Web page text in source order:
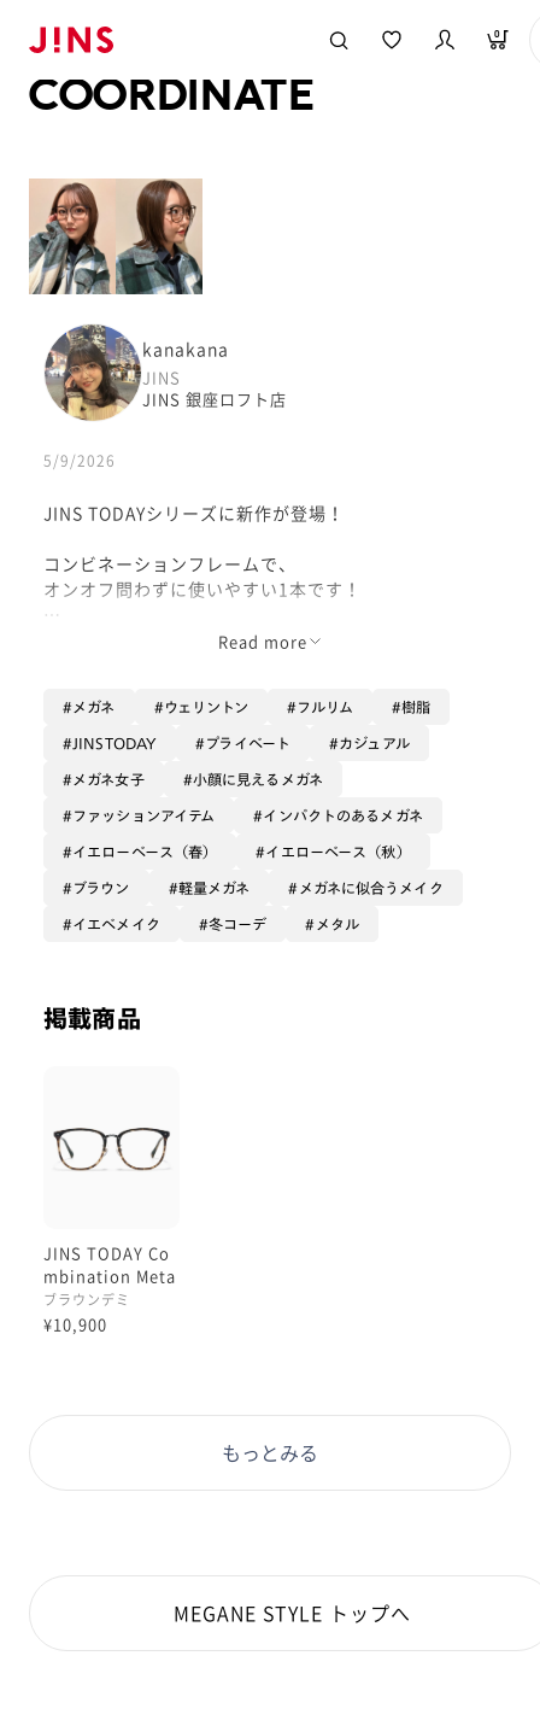
0
COORDINATE
kanakana
JINS
JINS 銀座ロフト店
5/9/2026
JINS TODAYシリーズに新作が登場！
コンビネーションフレームで、
オンオフ問わずに使いやすい1本です！
ぜひお試しください◎Read more
メガネ ウェリントン フルリム 樹脂
JINSTODAY プライベート カジュアル
メガネ女子 小顔に見えるメガネ
ファッションアイテム インパクトのあるメガネ
イエローベース（春） イエローベース（秋）
ブラウン 軽量メガネ メガネに似合うメイク
イエベメイク 冬コーデ メタル
掲載商品
JINS TODAY Co
mbination Meta
lブラウンデミ
¥10,900
もっとみる
MEGANE STYLE トップへ